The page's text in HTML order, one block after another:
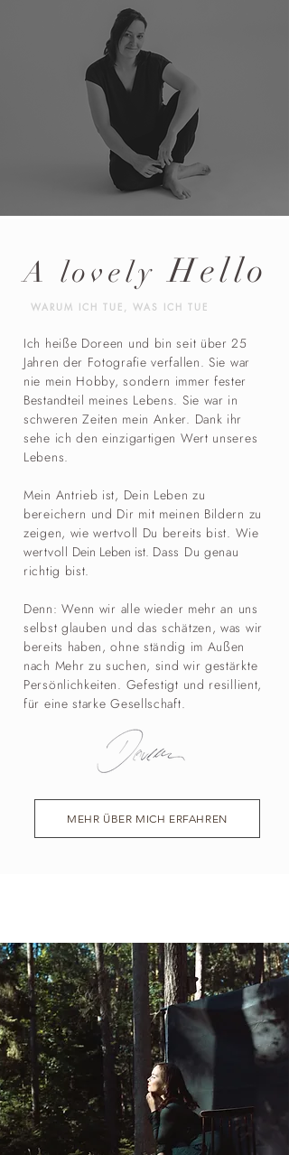
A lovely Hello
WARUM ICH TUE, WAS ICH TUE
Ich heiße Doreen und bin seit über 25
Jahren der Fotografie verfallen. Sie war
nie mein Hobby, sondern immer fester
Bestandteil meines Lebens. Sie war in
schweren Zeiten mein Anker. Dank ihr
sehe ich den einzigartigen Wert unseres
Lebens.
Mein Antrieb ist, Dein Leben zu
bereichern und Dir mit meinen Bildern zu
zeigen, wie wertvoll Du bereits bist. Wie
wertvoll ​Dein Leben ist. Dass Du genau
richtig bist.
Denn: Wenn wir alle wieder mehr an uns
selbst glauben und das schätzen, was wir
bereits haben, ohne ständig im Außen
nach Mehr zu suchen, sind wir gestärkte
Persönlichkeiten. Gefestigt und resillient,
für eine starke Gesellschaft.
MEHR ÜBER MICH ERFAHREN